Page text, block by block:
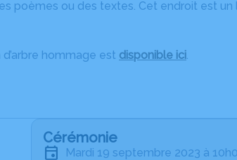
poèmes ou des textes. Cet endroit est
hommage est disponible ici.
Cérémonie
mardi 19 septembre 2023 à